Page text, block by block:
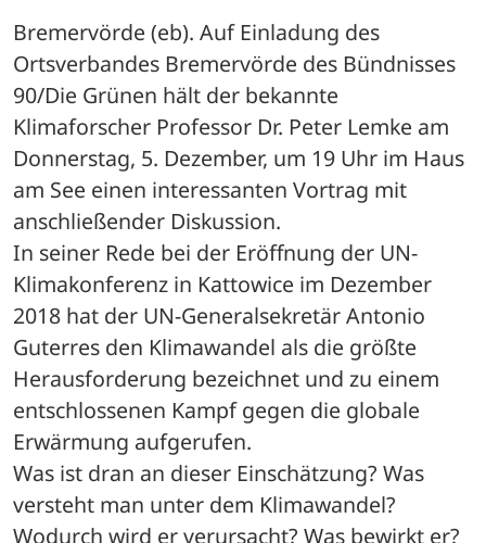
Bremervörde (eb). Auf Einladung des
Ortsverbandes Bremervörde des Bündnisses
90/Die Grünen hält der bekannte
Klimaforscher Professor Dr. Peter Lemke am
Donnerstag, 5. Dezember, um 19 Uhr im Haus
am See einen interessanten Vortrag mit
anschließender Diskussion.
In seiner Rede bei der Eröffnung der UN-
Klimakonferenz in Kattowice im Dezember
2018 hat der UN-Generalsekretär Antonio
Guterres den Klimawandel als die größte
Herausforderung bezeichnet und zu einem
entschlossenen Kampf gegen die globale
Erwärmung aufgerufen.
Was ist dran an dieser Einschätzung? Was
versteht man unter dem Klimawandel?
Wodurch wird er verursacht? Was bewirkt er?